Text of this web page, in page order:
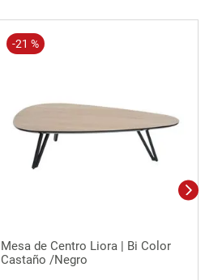
-21 %
Vista rápida
Mesa de Centro Liora | Bi Color
Castaño /Negro